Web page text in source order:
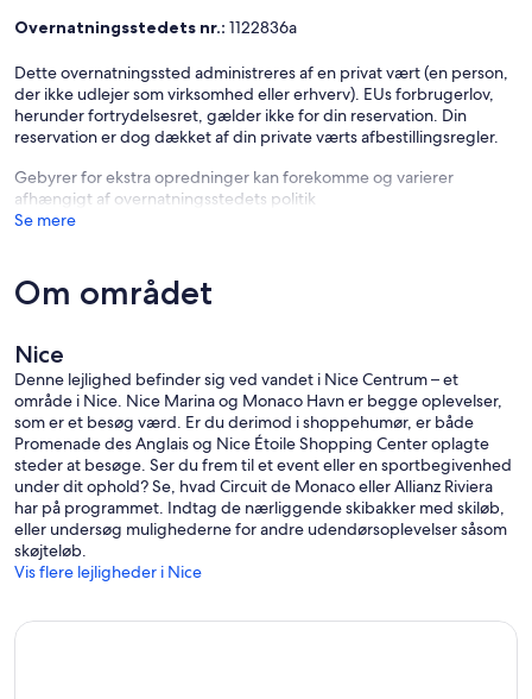
Overnatningsstedets nr.: 1122836a
Dette overnatningssted administreres af en privat vært (en person,
der ikke udlejer som virksomhed eller erhverv). EUs forbrugerlov,
herunder fortrydelsesret, gælder ikke for din reservation. Din
reservation er dog dækket af din private værts afbestillingsregler.
Gebyrer for ekstra opredninger kan forekomme og varierer
afhængigt af overnatningsstedets politik
Se mere
Om området
Nice
Denne lejlighed befinder sig ved vandet i Nice Centrum – et
område i Nice. Nice Marina og Monaco Havn er begge oplevelser,
som er et besøg værd. Er du derimod i shoppehumør, er både
Promenade des Anglais og Nice Étoile Shopping Center oplagte
steder at besøge. Ser du frem til et event eller en sportbegivenhed
under dit ophold? Se, hvad Circuit de Monaco eller Allianz Riviera
har på programmet. Indtag de nærliggende skibakker med skiløb,
eller undersøg mulighederne for andre udendørsoplevelser såsom
skøjteløb.
Vis flere lejligheder i Nice